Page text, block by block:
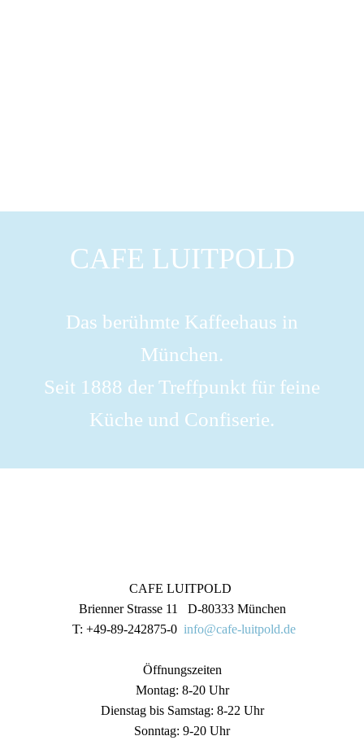
CAFE LUITPOLD
Das berühmte Kaffeehaus in
München.
Seit 1888 der Treffpunkt für feine
Küche und Confiserie.
CAFE LUITPOLD
Brienner Strasse 11 D-80333 München
T: +49-89-242875-0 info@cafe-luitpold.de
Öffnungszeiten
Montag: 8-20 Uhr
Dienstag bis Samstag: 8-22 Uhr
Sonntag: 9-20 Uhr